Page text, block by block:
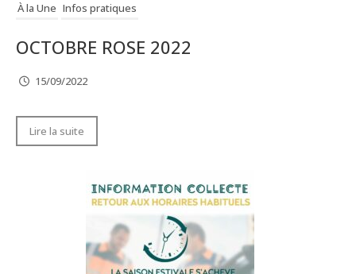
À la Une Infos pratiques
OCTOBRE ROSE 2022
15/09/2022
Lire la suite